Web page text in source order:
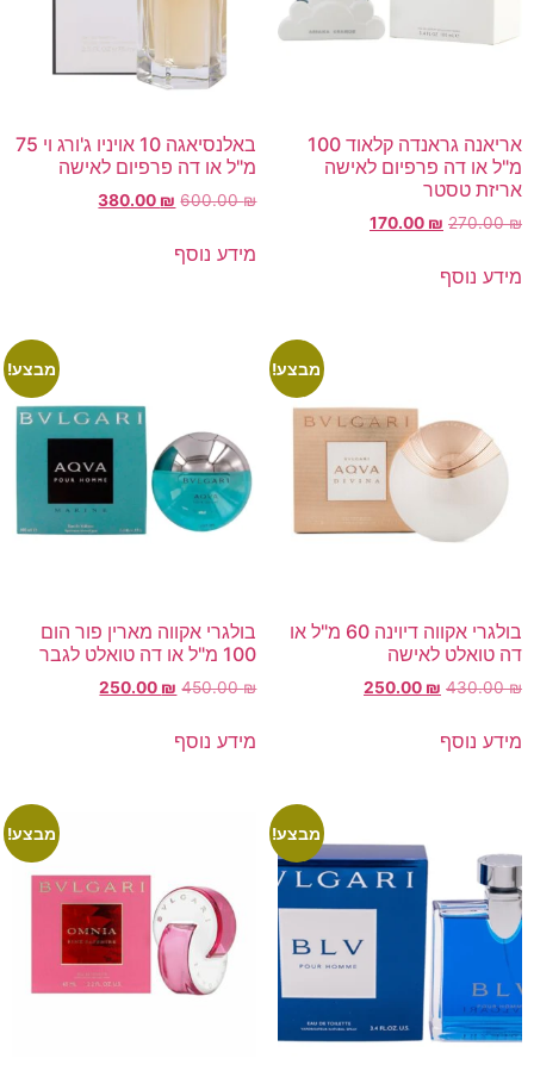
אריאנה גראנדה קלאוד 100
מ"ל או דה פרפיום לאישה
אריזת טסטר
270.00₪
170.00 ₪
מידע נוסף
באלנסיאגה 10 אויניו ג'ורג וי 75
מ"ל או דה פרפיום לאישה
600.00₪
380.00 ₪
מידע נוסף
מבצע!
בולגרי אקווה דיוינה 60 מ"ל או
דה טואלט לאישה
430.00₪
250.00 ₪
מידע נוסף
מבצע!
בולגרי אקווה מארין פור הום
100 מ"ל או דה טואלט לגבר
450.00₪
250.00 ₪
מידע נוסף
מבצע! מבצע!